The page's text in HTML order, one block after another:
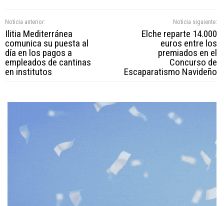
Noticia anterior:
Ilitia Mediterránea
comunica su puesta al
día en los pagos a
empleados de cantinas
en institutos
Noticia siguiente:
Elche reparte 14.000
euros entre los
premiados en el
Concurso de
Escaparatismo Navideño